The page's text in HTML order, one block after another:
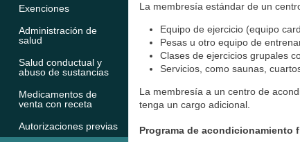
Exenciones
Administración de
salud
Salud conductual y
abuso de sustancias
Medicamentos de
venta con receta
Autorizaciones previas
La membresía estándar de un
Equipo de ejercicio (equipo
Pesas u otro equipo de
Clases de ejercicios grupales
Servicios, como saunas,
La membresía a un centro de
tenga un cargo adicional.
Programa de acondicionamiento